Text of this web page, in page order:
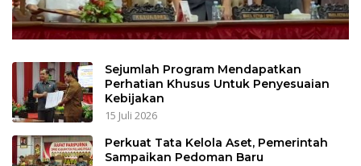
Sejumlah Program Mendapatkan
Perhatian Khusus Untuk Penyesuaian
Kebijakan
15 Juli 2026
Perkuat Tata Kelola Aset, Pemerintah
Sampaikan Pedoman Baru